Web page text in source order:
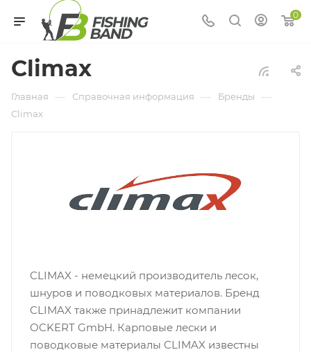
0
Climax
Главная — Справочная информация — Бренды —
Climax
CLIMAX - немецкий производитель лесок,
шнуров и поводковых материалов. Бренд
CLIMAX также принадлежит компании
OCKERT GmbH. Карповые лески и
поводковые материалы CLIMAX известны